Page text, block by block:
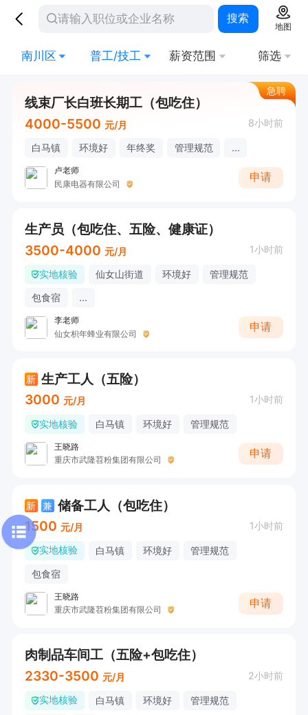
搜索
地图
南川区 普工/技工 薪资范围 筛选
急聘
线束厂长白班长期工（包吃住）
4000-5500 元/月 8小时前
白马镇 环境好 年终奖 管理规范 ...
卢老师
民康电器有限公司
申请
生产员（包吃住、五险、健康证）
3500-4000 元/月 1小时前
实地核验 仙女山街道 环境好
管理规范
包食宿
...
李老师
仙女枳年蜂业有限公司
申请
新 生产工人（五险）
3000 元/月 1小时前
实地核验 白马镇 环境好 管理规范
王晓路
重庆市武隆苕粉集团有限公司
申请
新 兼 储备工人（包吃住）
1500 元/月 1小时前
实地核验 白马镇 环境好
管理规范
包食宿
王晓路
重庆市武隆苕粉集团有限公司
申请
肉制品车间工（五险+包吃住）
2330-3500 元/月 2小时前
实地核验 白马镇 环境好
管理规范